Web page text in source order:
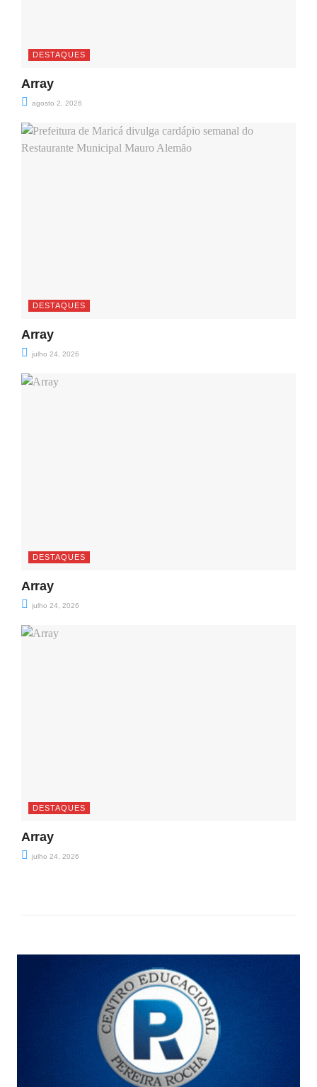
DESTAQUES
Array
agosto 2, 2026
DESTAQUES
Array
julho 24, 2026
DESTAQUES
Array
julho 24, 2026
DESTAQUES
Array
julho 24, 2026